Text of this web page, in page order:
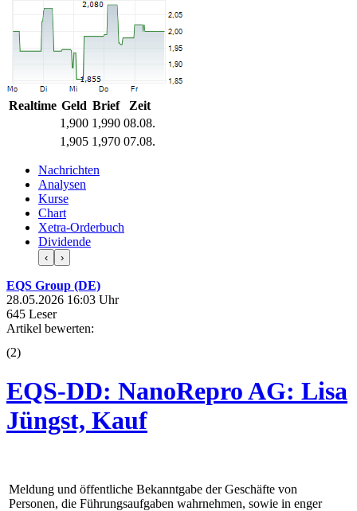
Realtime Geld Brief
Zeit
1,900 1,990 08.08.
1,905 1,970 07.08.
Nachrichten
Analysen
Kurse
Chart
Xetra-Orderbuch
Dividende
‹ ›
EQS Group (DE)
28.05.2026 16:03 Uhr
645 Leser
Artikel bewerten:
(2)
EQS-DD: NanoRepro AG: Lisa
Jüngst, Kauf
Meldung und öffentliche Bekanntgabe der Geschäfte von
Personen, die Führungsaufgaben wahrnehmen, sowie in enger